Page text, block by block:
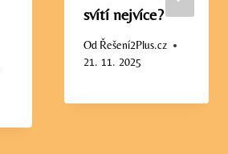
svítí nejvíce?
Od Řešení2Plus.cz
21. 11. 2025